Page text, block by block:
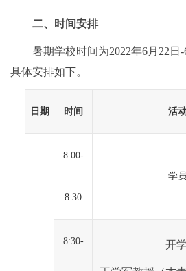
二、时间安排
暑期学校时间为2022年6月22日
具体安排如下。
日期 时间 活
8:00-
8:30
学
8:30- 开